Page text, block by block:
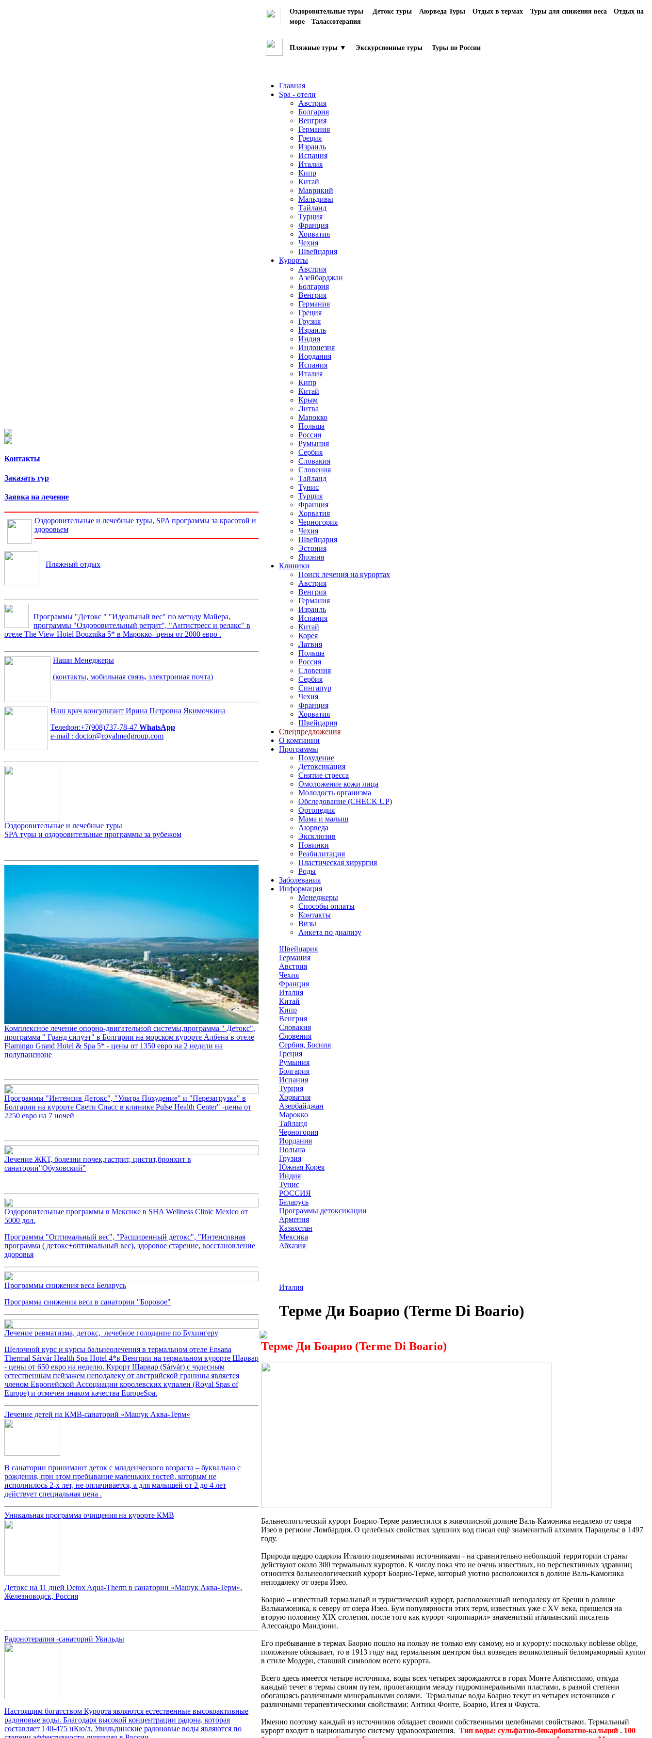
Контакты
Заказать тур
Заявка на лечение
Оздоровительные и лечебные туры, SPA программы за красотой и
здоровьем
Пляжный отдых
Программы "Детокс " "Идеальный вес" по методу Майера,
программы "Оздоровительный ретрит", "Антистресс и релакс" в
отеле The View Hotel Bouznika 5* в Марокко- цены от 2000 евро .
Наши Менеджеры
(контакты, мобильная связь, электронная почта)
Наш врач консультант Ирина Петровна Якимочкина
Телефон:+7(908)737-78-47 WhatsApp
e-mail : doctor@royalmedgroup.com
Оздоровительные и лечебные туры
SPA туры и оздоровительные программы за рубежом
Комплексное лечение опорно-двигательной системы,программа " Детокс",
программа " Гранд силуэт" в Болгарии на морском курорте Албена в отеле
Flamingo Grand Hotel & Spa 5* - цены от 1350 евро на 2 недели на
полупансионе
Программы "Интенсив Детокс", "Ультра Похудение" и "Перезагрузка" в
Болгарии на курорте Свети Спасс в клинике Pulse Health Center" -цены от
2250 евро на 7 ночей
Лечение ЖКТ, болезни почек,гастрит, цистит,бронхит в
санатории"Обуховский"
Оздоровительные программы в Мексике в SHA Wellness Clinic Mexico от
5000 дол.
Программы "Оптимальный вес", "Расширенный детокс", "Интенсивная
программа ( детокс+оптимальный вес), здоровое старение, восстановление
здоровья
Программы снижения веса Беларусь
Программа снижения веса в санатории "Боровое"
Лечение ревматизма, детокс, лечебное голодание по Бухингеру
Щелочной курс и курсы бальнеолечения в термальном отеле Ensana
Thermal Sárvár Health Spa Hotel 4*в Венгрии на термальном курорте Шарвар
- цены от 650 евро на неделю. Курорт Шарвар (Sárvár) с чудесным
естественным пейзажем неподалеку от австрийской границы является
членом Европейской Ассоциации королевских купален (Royal Spas of
Europe) и отмечен знаком качества EuropeSpa.
Лечение детей на КМВ-санаторий «Машук Аква-Терм»
В санатории принимают деток с младенческого возраста – буквально с
рождения, при этом пребывание маленьких гостей, которым не
исполнилось 2-х лет, не оплачивается, а для малышей от 2 до 4 лет
действует специальная цена .
Уникальная программа очищения на курорте КМВ
Детокс на 11 дней Detox Aqua-Therm в санатории «Машук Аква-Терм»,
Железноводск, Россия
Радонотерапия -санаторий Увильды
Настоящим богатством Курорта являются естественные высокоактивные
радоновые воды. Благодаря высокой концентрации радона, которая
составляет 140-475 нКю/л, Увильдинские радоновые воды являются по
Оздоровительные туры Детокс туры Аюрведа Туры Отдых в термах Туры для снижения веса
Отдых на
море
Талассотерапия
Пляжные туры ▼ Экскурсионные туры Туры по России
Главная
Spa - отели
Австрия
Болгария
Венгрия
Германия
Греция
Израиль
Испания
Италия
Кипр
Китай
Маврикий
Мальдивы
Тайланд
Турция
Франция
Хорватия
Чехия
Швейцария
Курорты
Австрия
Азейбарджан
Болгария
Венгрия
Германия
Греция
Грузия
Израиль
Индия
Индонезия
Иордания
Испания
Италия
Кипр
Китай
Крым
Литва
Марокко
Польша
Россия
Румыния
Сербия
Словакия
Словения
Тайланд
Тунис
Турция
Франция
Хорватия
Черногория
Чехия
Швейцария
Эстония
Япония
Клиники
Поиск лечения на курортах
Австрия
Венгрия
Германия
Израиль
Испания
Китай
Корея
Латвия
Польша
Россия
Словения
Сербия
Сингапур
Чехия
Франция
Хорватия
Швейцария
Спецпредложения
О компании
Программы
Похудение
Детоксикация
Снятие стресса
Омоложение кожи лица
Молодость организма
Обследование (CHECK UP)
Ортопедия
Мама и малыш
Аюрведа
Эксклюзив
Новинки
Реабилитация
Пластическая хирургия
Роды
Заболевания
Информация
Менеджеры
Способы оплаты
Контакты
Визы
Анкета по диализу
Швейцария
Германия
Австрия
Чехия
Франция
Италия
Китай
Кипр
Венгрия
Словакия
Словения
Сербия, Босния
Греция
Румыния
Болгария
Испания
Турция
Хорватия
Азербайджан
Марокко
Тайланд
Черногория
Иордания
Польша
Грузия
Южная Корея
Индия
Тунис
РОССИЯ
Беларусь
Программы детоксикации
Армения
Казахстан
Мексика
Абхазия
Италия
Терме Ди Боарио (Terme Di Boario)
Терме Ди Боарио (Terme Di Boario)
Бальнеологический курорт Боарио-Терме разместился в живописной долине Валь-Камоника недалеко от озера
Изео в регионе Ломбардия. О целебных свойствах здешних вод писал ещё знаменитый алхимик Парацельс в 1497
году.
Природа щедро одарила Италию подземными источниками - на сравнительно небольшой территории страны
действуют около 300 термальных курортов. К числу пока что не очень известных, но перспективных здравниц
относится бальнеологический курорт Боарио-Терме, который уютно расположился в долине Валь-Камоника
неподалеку от озера Изео.
Боарио – известный термальный и туристический курорт, расположенный неподалеку от Бреши в долине
Валькамоника, к северу от озера Изео. Бум популярности этих терм, известных уже с XV века, пришелся на
вторую половину XIX столетия, после того как курорт «пропиарил» знаменитый итальянский писатель
Алессандро Мандзони.
Его пребывание в термах Баорио пошло на пользу не только ему самому, но и курорту: поскольку noblesse oblige,
положение обязывает, то в 1913 году над термальным центром был возведен великолепный беломраморный купол
в стиле Модерн, ставший символом всего курорта.
Всего здесь имеется четыре источника, воды всех четырех зарождаются в горах Монте Альтиссимо, откуда
каждый течет в термы своим путем, пролегающим между гидроминеральными пластами, в разной степени
обогащаясь различными минеральными солями. Термальные воды Боарио текут из четырех источников с
различными терапевтическими свойствами: Антика Фонте, Боарио, Игея и Фауста.
Именно поэтому каждый из источников обладает своими собственными целебными свойствами. Термальный
курорт входит в национальную систему здравоохранения. Тип воды: сульфатно-бикарбонатно-кальций . 100